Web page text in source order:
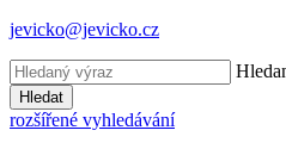
jevicko@jevicko.cz
Hledat
rozšířené vyhledávání